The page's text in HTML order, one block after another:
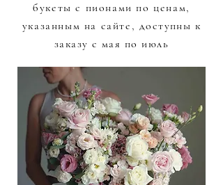
букеты с пионами по ценам,
указанным на сайте, доступны к
заказу с мая по июль